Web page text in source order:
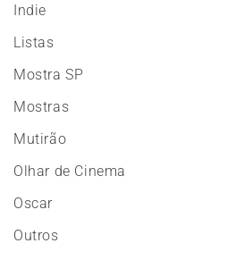
Indie
Listas
Mostra SP
Mostras
Mutirão
Olhar de Cinema
Oscar
Outros